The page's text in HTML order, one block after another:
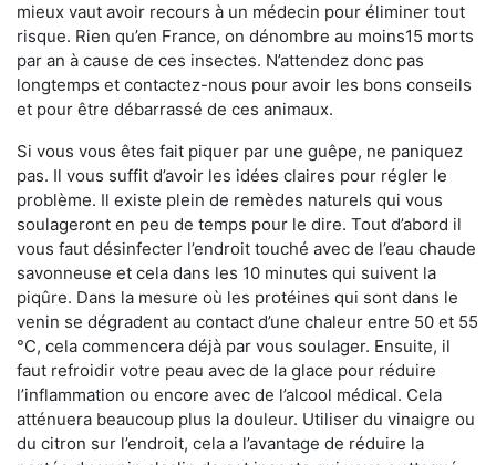
mieux vaut avoir recours à un médecin pour éliminer tout
risque. Rien qu’en France, on dénombre au moins15 morts
par an à cause de ces insectes. N’attendez donc pas
longtemps et contactez-nous pour avoir les bons conseils
et pour être débarrassé de ces animaux.
Si vous vous êtes fait piquer par une guêpe, ne paniquez
pas. Il vous suffit d’avoir les idées claires pour régler le
problème. Il existe plein de remèdes naturels qui vous
soulageront en peu de temps pour le dire. Tout d’abord il
vous faut désinfecter l’endroit touché avec de l’eau chaude
savonneuse et cela dans les 10 minutes qui suivent la
piqûre. Dans la mesure où les protéines qui sont dans le
venin se dégradent au contact d’une chaleur entre 50 et 55
°C, cela commencera déjà par vous soulager. Ensuite, il
faut refroidir votre peau avec de la glace pour réduire
l’inflammation ou encore avec de l’alcool médical. Cela
atténuera beaucoup plus la douleur. Utiliser du vinaigre ou
du citron sur l’endroit, cela a l’avantage de réduire la